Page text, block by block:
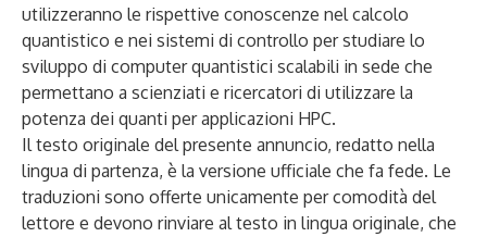
utilizzeranno le rispettive conoscenze nel calcolo
quantistico e nei sistemi di controllo per studiare lo
sviluppo di computer quantistici scalabili in sede che
permettano a scienziati e ricercatori di utilizzare la
potenza dei quanti per applicazioni HPC.
Il testo originale del presente annuncio, redatto nella
lingua di partenza, è la versione ufficiale che fa fede. Le
traduzioni sono offerte unicamente per comodità del
lettore e devono rinviare al testo in lingua originale, che